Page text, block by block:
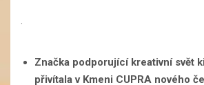
.
Značka podporující kreativní svět
přivítala v Kmeni CUPRA nového